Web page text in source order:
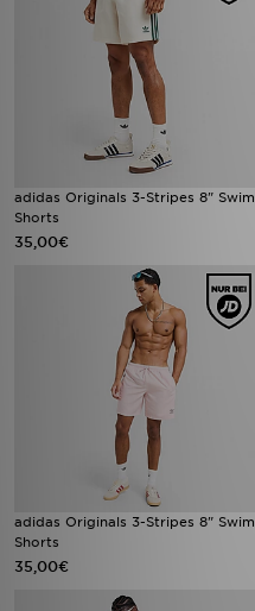
adidas Originals 3-Stripes 8" Swim
Shorts
35,00€
adidas Originals 3-Stripes 8" Swim
Shorts
35,00€